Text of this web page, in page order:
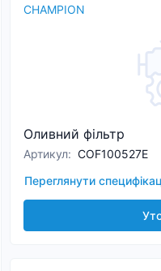
CHAMPION
Оливний фільтр
Артикул: COF100527E
Переглянути